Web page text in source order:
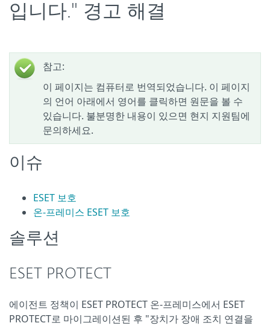
입니다." 경고 해결
참고:
이 페이지는 컴퓨터로 번역되었습니다. 이 페이지
의 언어 아래에서 영어를 클릭하면 원문을 볼 수
있습니다. 불분명한 내용이 있으면 현지 지원팀에
문의하세요.
이슈
ESET 보호
온-프레미스 ESET 보호
솔루션
ESET PROTECT
에이전트 정책이 ESET PROTECT 온-프레미스에서 ESET
PROTECT로 마이그레이션된 후 "장치가 장애 조치 연결을